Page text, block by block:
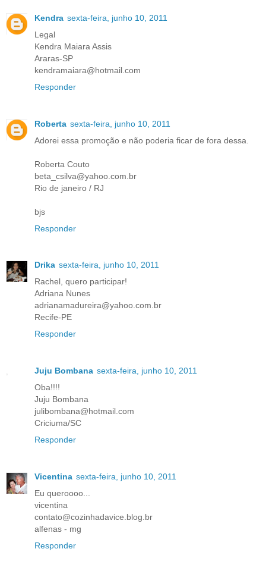
Kendra sexta-feira, junho 10, 2011
Legal
Kendra Maiara Assis
Araras-SP
kendramaiara@hotmail.com
Responder
Roberta sexta-feira, junho 10, 2011
Adorei essa promoção e não poderia ficar de fora dessa.
Roberta Couto
beta_csilva@yahoo.com.br
Rio de janeiro / RJ
bjs
Responder
Drika sexta-feira, junho 10, 2011
Rachel, quero participar!
Adriana Nunes
adrianamadureira@yahoo.com.br
Recife-PE
Responder
Juju Bombana sexta-feira, junho 10, 2011
Oba!!!!
Juju Bombana
julibombana@hotmail.com
Criciuma/SC
Responder
Vicentina sexta-feira, junho 10, 2011
Eu queroooo...
vicentina
contato@cozinhadavice.blog.br
alfenas - mg
Responder